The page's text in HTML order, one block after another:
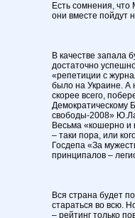
Есть сомнения,
они вместе пойдут
В качестве запала
достаточно
«репетиции с
было на Украине. А
скорее всего,
Демократическому
свободы-2008»
Весьма «кошерно и
– таки пора, или
Госдепа «За
принципалов –
Вся страна будет
стараться во всю.
– рейтинг только